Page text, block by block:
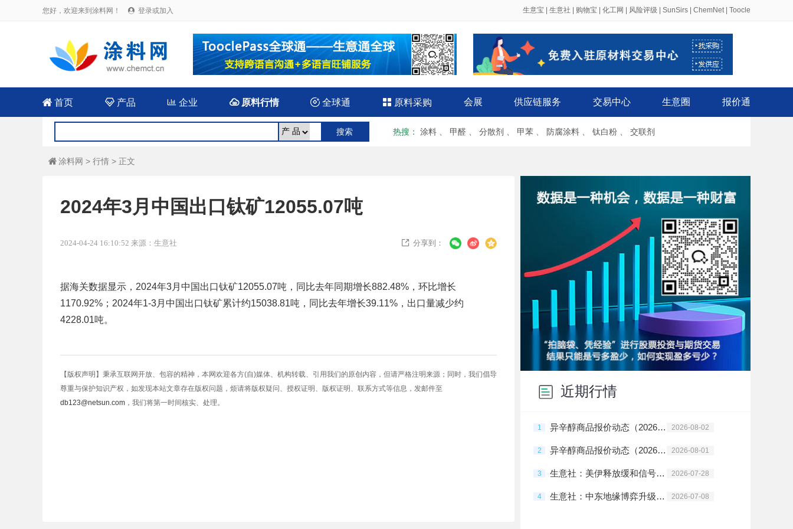
您好，欢迎来到涂料网！  登录或加入 生意宝 生意社 购物宝 化工网 风险评级 SunSirs ChemNet| Toocle
 首页 产品  企业 原料行情  全球通  原料采购 会展 供应链服务 交易中心 生意圈 报价通
热搜 ： 涂料 甲醛 分散剂 甲苯 防腐涂料 钛白粉 交联剂
 涂料网 > 行情 > 正文
2024年3月中国出口钛矿12055.07吨
2024-04-24 16:10:52 来源：生意社  分享到：
据海关数据显示，2024年3月中国出口钛矿12055.07吨，同比去年同期增长882.48%，环比增长
1170.92%；2024年1-3月中国出口钛矿累计约15038.81吨，同比去年增长39.11%，出口量减少约
4228.01吨。
【版权声明】秉承互联网开放、包容的精神，本网欢迎各方(自)媒体、机构转载、引用我们的原创内容，但请严格注明来源；同时，我们倡导
尊重与保护知识产权，如发现本站文章存在版权问题，烦请将版权疑问、授权证明、版权证明、联系方式等信息，发邮件至
db123@netsun.com ，我们将第一时间核实、处理。
近期行情
1 异辛醇商品报价动态（2026-08-02） 2026-08-02
2 异辛醇商品报价动态（2026-08-01） 2026-08-01
3 生意社：美伊释放缓和信号 增塑剂产业链止涨趋稳 2026-07-28
4 生意社：中东地缘博弈升级 异辛醇价格反弹上涨 2026-07-08